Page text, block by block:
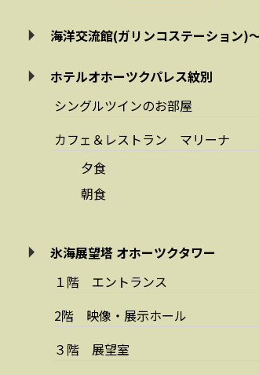
海洋交流館(ガリンコステーション)
ホテルオホーツクパレス紋別
シングルツインのお部屋
カフェ＆レストラン マリーナ
夕食
朝食
氷海展望塔 オホーツクタワー
１階 エントランス
2階 映像・展示ホール
３階 展望室